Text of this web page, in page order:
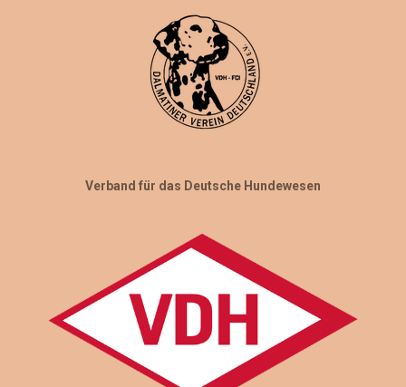
Verband für das Deutsche Hundewesen